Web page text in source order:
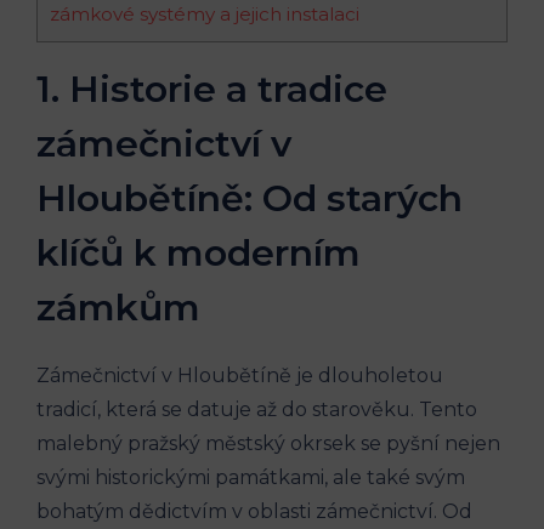
zámkové systémy a jejich instalaci
1. Historie a tradice
zámečnictví v
Hloubětíně: Od starých
klíčů k moderním
zámkům
Zámečnictví v Hloubětíně je dlouholetou
tradicí, která se datuje až do starověku. Tento
malebný pražský městský okrsek se pyšní nejen
svými historickými památkami, ale také svým
bohatým dědictvím v oblasti zámečnictví. Od